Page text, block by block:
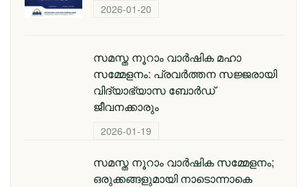
2026-01-20
സമസ്ത നൂറാം വാർഷിക മഹാ
സമ്മേളനം: പ്രവർത്തന സജ്ജരായി
വിദ്യാഭ്യാസ ബോർഡ്
ജീവനക്കാരും
2026-01-19
സമസ്ത നൂറാം വാർഷിക സമ്മേളനം;
ഒരുക്കങ്ങളുമായി നാടൊന്നാകെ